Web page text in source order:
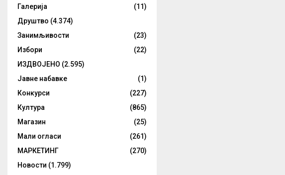
Галерија
(11)
Друштво (4.374)
Занимљивости
(23)
Избори
(22)
ИЗДВОЈЕНО (2.595)
Јавне набавке
(1)
Конкурси
(227)
Култура
(865)
Магазин
(25)
Мали огласи
(261)
МАРКЕТИНГ
(270)
Новости (1.799)